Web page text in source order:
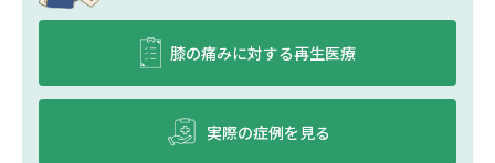
膝の痛みに対する再生医療
実際の症例を見る